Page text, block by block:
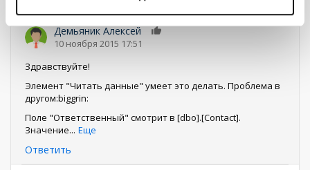
Демьяник Алексей
10 ноября 2015 17:51
Здравствуйте!
Элемент "Читать данные" умеет это делать. Проблема в
другом:biggrin:
Поле "Ответственный" смотрит в [dbo].[Contact].
Значение... Еще
Ответить